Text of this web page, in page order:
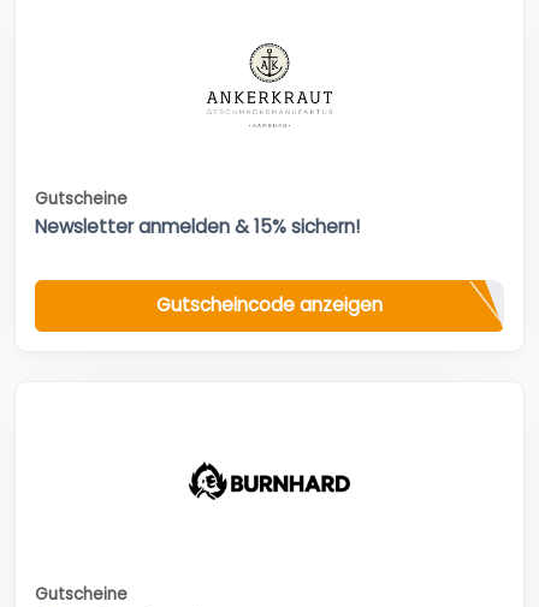
Gutscheine
Newsletter anmelden & 15% sichern!
Gutscheincode anzeigen
Gutscheine